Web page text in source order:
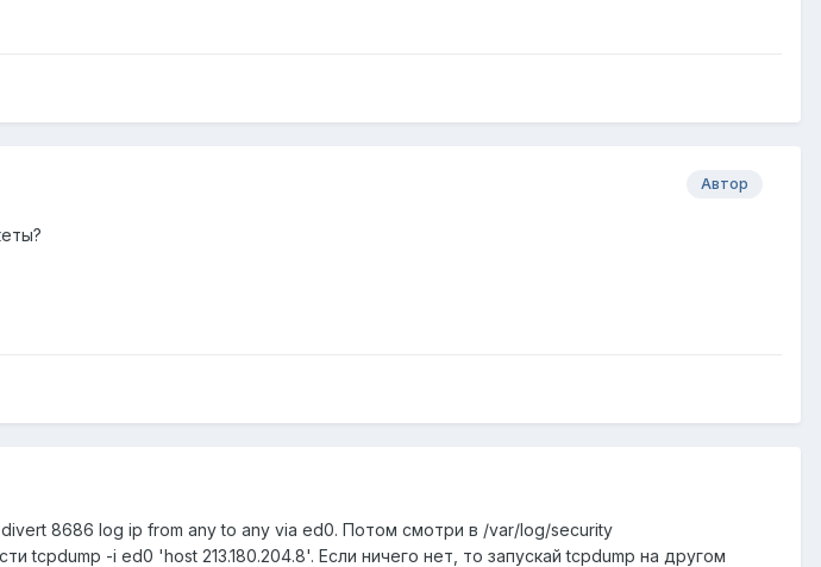
Автор
8686 log ip from any to any via ed0. Потом смотри в /var/log/security
tcpdump -i ed0 'host 213.180.204.8'. Если ничего нет, то запускай tcpdump на другом